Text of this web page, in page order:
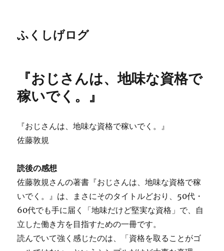
ふくしげログ
『おじさんは、地味な資格で
稼いでく。』
『おじさんは、地味な資格で稼いでく。』
佐藤敦規
読後の感想
佐藤敦規さんの著書『おじさんは、地味な資格で稼
いでく。』は、まさにそのタイトルどおり、50代・
60代でも手に届く「地味だけど堅実な資格」で、自
立した働き方を目指すための一冊です。
読んでいて強く感じたのは、「資格を取ることがゴ